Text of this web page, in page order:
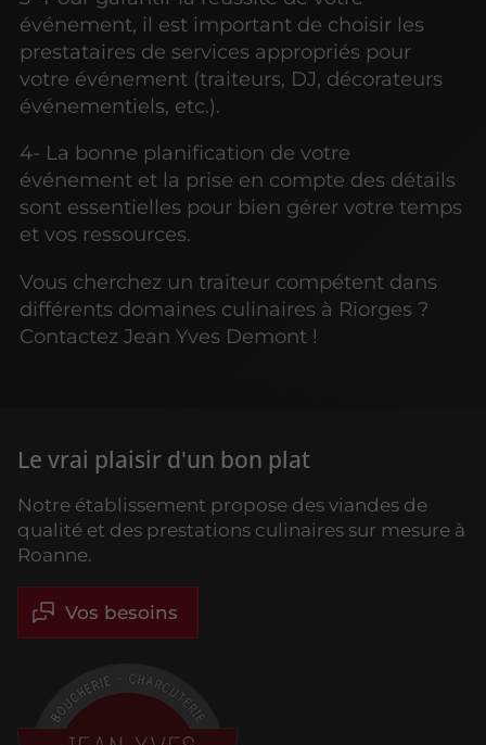
événement, il est important de choisir les
prestataires de services appropriés pour
votre événement (traiteurs, DJ, décorateurs
événementiels, etc.).
4- La bonne planification de votre
événement et la prise en compte des détails
sont essentielles pour bien gérer votre temps
et vos ressources.
Vous cherchez un traiteur compétent dans
différents domaines culinaires à Riorges ?
Contactez Jean Yves Demont !
Le vrai plaisir d'un bon plat
Notre établissement propose des viandes de
qualité et des prestations culinaires sur mesure à
Roanne.
Vos besoins